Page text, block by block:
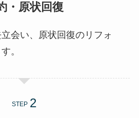
・原状回復
会い、原状回復のリフォ
。
STEP